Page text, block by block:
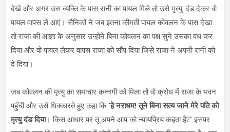
देखे और अगर उस व्यक्ति के पास रानी का पायल मिले तो उसे मृत्यु-दंड देकर वो
पायल वापस ले आएं। सैनिकों ने जब इतना कीमती पायल कोवलन के पास देखा
तो राजा की आज्ञा के अनुसार उन्होंने बिना कोवलन का पक्ष सुने उसका वध कर
दिया और वो पायल लेकर वापस राजा को सौंप दिया जिसे राजा ने अपनी रानी को
दे दिया।
जब कोवलन की मृत्यु का समाचार कन्नगी को मिला तो वो क्रोध में राजा के भवन
पहुँची और उसे धिक्कारते हुए कहा कि "हे नराधम! तूने बिना सत्य जाने मेरे पति को
मृत्यु दंड दिया। किस आधार पर तू अपने आप को न्यायप्रिय कहता है?" इसपर